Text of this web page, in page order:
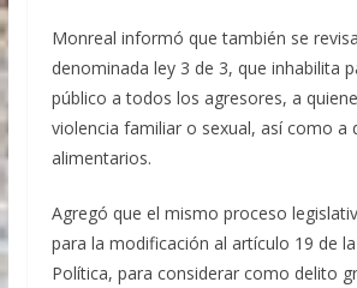
Monreal informó que también se
denominada ley 3 de 3, que inhabilita
público a todos los agresores, a
violencia familiar o sexual, así como a
alimentarios.
Agregó que el mismo proceso
para la modificación al artículo 19 de
Política, para considerar como delito